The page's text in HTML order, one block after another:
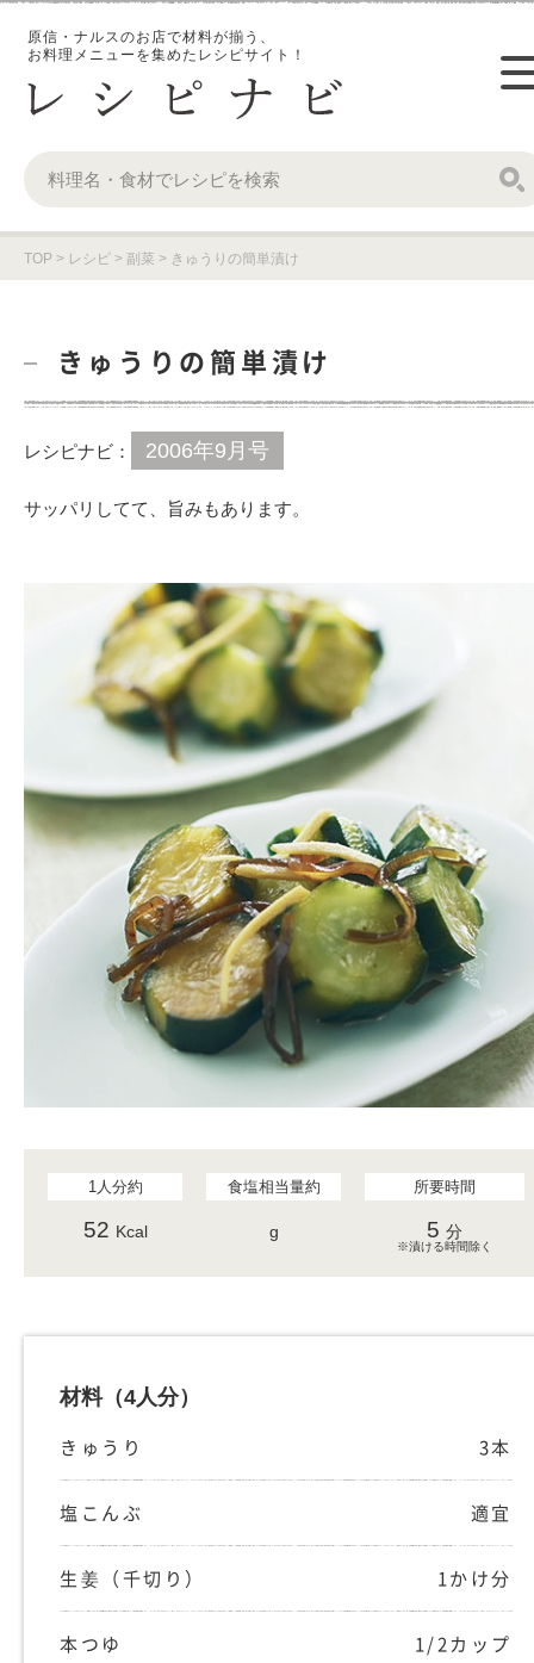
原信・ナルスのお店で材料が揃う、
お料理メニューを集めたレシピサイト！
TOP > レシピ > 副菜 > きゅうりの簡単漬け
きゅうりの簡単漬け
レシピナビ： 2006年9月号
サッパリしてて、旨みもあります。
1人分約
52 Kcal
食塩相当量約
g
所要時間
5 分
※漬ける時間除く
材料（4人分）
きゅうり 3本
塩こんぶ 適宜
生姜（千切り） 1かけ分
本つゆ 1/2カップ